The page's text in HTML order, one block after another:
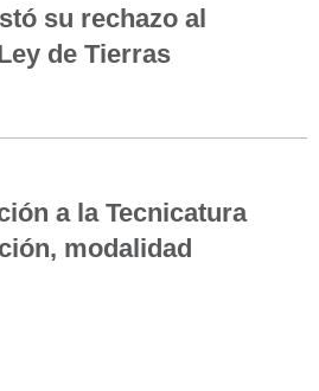
su rechazo al
de Tierras
a la Tecnicatura
modalidad